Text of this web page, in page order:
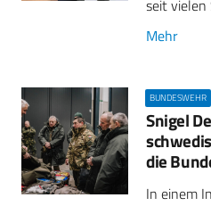
seit
Mehr
BUNDESWEHR
Snigel
die
In einem